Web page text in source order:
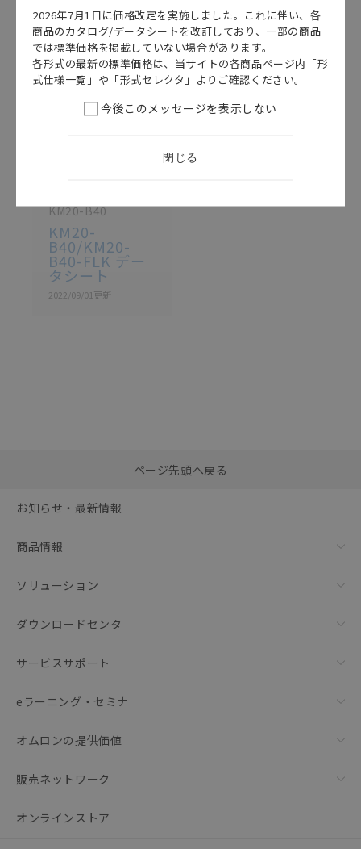
ている可能性がありますがご容赦ください。
記載されているサービス内容や連絡先等は作成当時の
ものであり、変更・改定させていただいている可能性
があります。改めて当サイトの掲載内容をご確認のう
え、ご用命下さいますようお願いいたします。
このカタログを選択
KM20-B40
KM20-
B40/KM20-
B40-FLK デー
タシート
2022/09/01更新
括ダウンロード
ページ先頭へ戻る
お知らせ・最新情報
商品情報
ソリューション
ダウンロードセンタ
サービスサポート
eラーニング・セミナ
オムロンの提供価値
販売ネットワーク
オンラインストア
2026年7月1日に価格改定を実施しました。これに伴い、各
商品のカタログ/データシートを改訂しており、一部の商品
では標準価格を掲載していない場合があります。
各形式の最新の標準価格は、当サイトの各商品ページ内「形
式仕様一覧」や「形式セレクタ」よりご確認ください。
今後このメッセージを表示しない
閉じる